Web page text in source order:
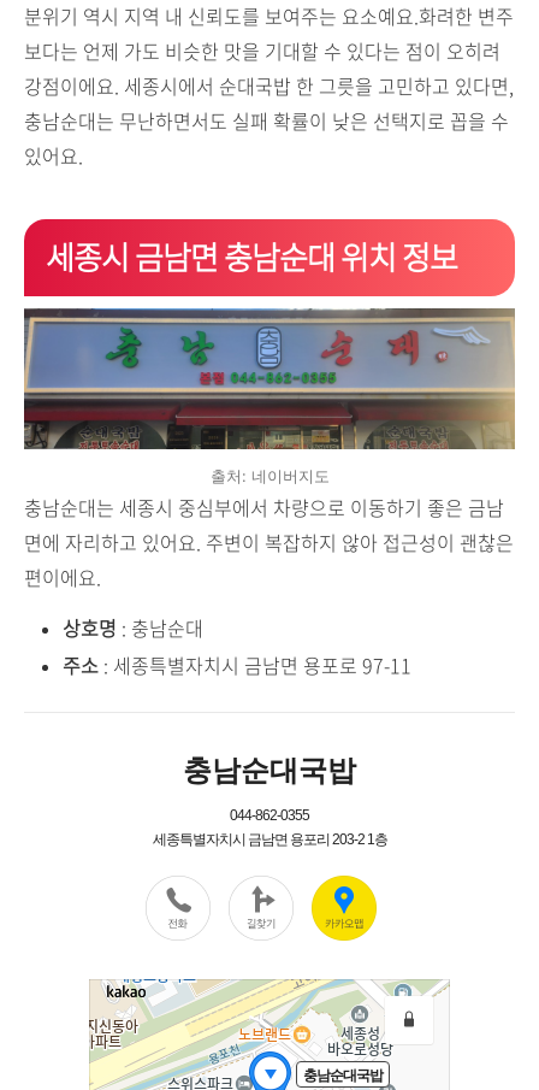
분위기 역시 지역 내 신뢰도를 보여주는 요소예요.화려한 변주
보다는 언제 가도 비슷한 맛을 기대할 수 있다는 점이 오히려
강점이에요. 세종시에서 순대국밥 한 그릇을 고민하고 있다면,
충남순대는 무난하면서도 실패 확률이 낮은 선택지로 꼽을 수
있어요.
세종시 금남면 충남순대 위치 정보
출처: 네이버지도
충남순대는 세종시 중심부에서 차량으로 이동하기 좋은 금남
면에 자리하고 있어요. 주변이 복잡하지 않아 접근성이 괜찮은
편이에요.
상호명 : 충남순대
주소 : 세종특별자치시 금남면 용포로 97-11